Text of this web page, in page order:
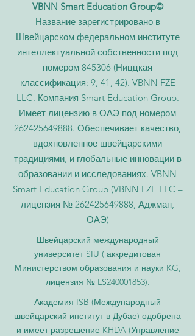
VBNN Smart Education Group©
Название зарегистрировано в
Швейцарском федеральном институте
интеллектуальной собственности под
номером 845306 (Ниццкая
классификация: 9, 41, 42). VBNN FZE
LLC. Компания Smart Education Group.
Имеет лицензию в ОАЭ под номером
262425649888. Обеспечивает качество,
вдохновленное швейцарскими
традициями, и глобальные инновации в
образовании и исследованиях. VBNN
Smart Education Group (VBNN FZE LLC –
лицензия № 262425649888, Аджман,
ОАЭ)
Швейцарский международный
университет SIU ( аккредитован
Министерством образования и науки KG,
лицензия № LS240001853).
Академия ISB (Международный
швейцарский институт в Дубае) одобрена
и имеет разрешение KHDA (Управление